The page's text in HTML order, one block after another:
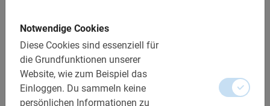
Notwendige Cookies
Diese Cookies sind essenziell für
die Grundfunktionen unserer
Website, wie zum Beispiel das
Einloggen. Du sammeln keine
persönlichen Informationen zu
Bei schlechtem Wetter kannst du deine Buchung
ändern oder bekommst einen Regenponcho von uns
Streckenlänge: ca. 8 km
Schwierigkeitsgrad: leicht